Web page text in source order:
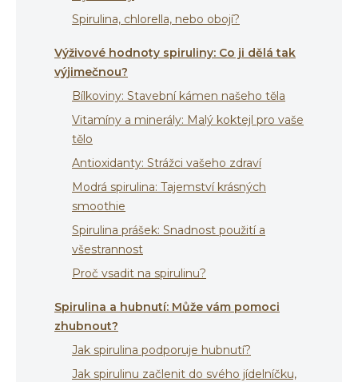
Spirulina, chlorella, nebo obojí?
Výživové hodnoty spiruliny: Co ji dělá tak
výjimečnou?
Bílkoviny: Stavební kámen našeho těla
Vitamíny a minerály: Malý koktejl pro vaše
tělo
Antioxidanty: Strážci vašeho zdraví
Modrá spirulina: Tajemství krásných
smoothie
Spirulina prášek: Snadnost použití a
všestrannost
Proč vsadit na spirulinu?
Spirulina a hubnutí: Může vám pomoci
zhubnout?
Jak spirulina podporuje hubnutí?
Jak spirulinu začlenit do svého jídelníčku,